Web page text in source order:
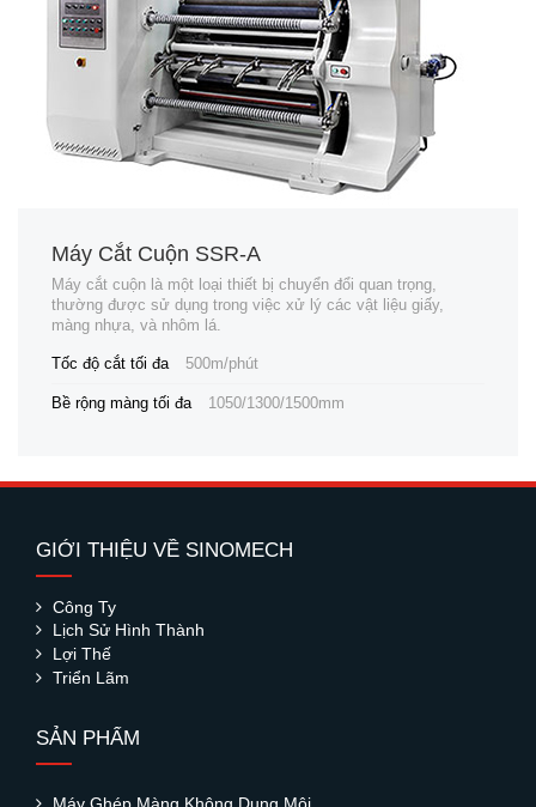
Máy Cắt Cuộn SSR-A
Máy cắt cuộn là một loại thiết bị chuyển đổi quan trọng,
thường được sử dụng trong việc xử lý các vật liệu giấy,
màng nhựa, và nhôm lá.
Tốc độ cắt tối đa 500m/phút
Bề rộng màng tối đa 1050/1300/1500mm
GIỚI THIỆU VỀ SINOMECH
Công Ty
Lịch Sử Hình Thành
Lợi Thế
Triển Lãm
SẢN PHẨM